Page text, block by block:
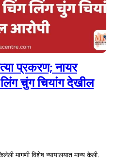
प्रकरण; नायर
लिंग चुंग चियांग देखील
मागणी विशेष न्यायालयात मान्य केली.